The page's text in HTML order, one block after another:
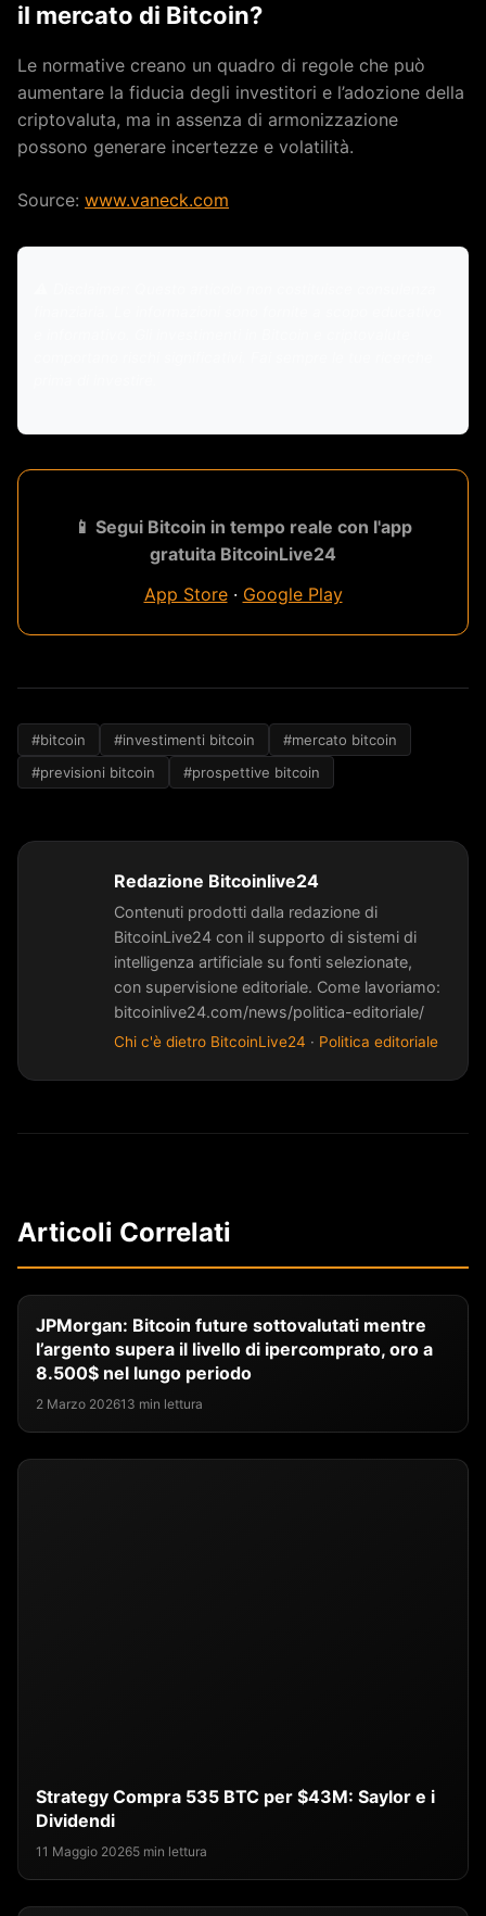
il mercato di Bitcoin?
Le normative creano un quadro di regole che può
aumentare la fiducia degli investitori e l’adozione della
criptovaluta, ma in assenza di armonizzazione
possono generare incertezze e volatilità.
Source: www.vaneck.com
📱 Segui Bitcoin in tempo reale con l'app
gratuita BitcoinLive24
App Store· Google Play
#bitcoin #investimenti bitcoin
#mercato bitcoin
#previsioni bitcoin
#prospettive bitcoin
Redazione Bitcoinlive24
Contenuti prodotti dalla redazione di
BitcoinLive24 con il supporto di sistemi di
intelligenza artificiale su fonti selezionate,
con supervisione editoriale. Come lavoriamo:
bitcoinlive24.com/news/politica-editoriale/
Chi c'è dietro BitcoinLive24 · Politica editoriale
Articoli Correlati
JPMorgan: Bitcoin future sottovalutati mentre
l’argento supera il livello di ipercomprato, oro a
8.500$ nel lungo periodo
2 Marzo 202613 min lettura
Strategy Compra 535 BTC per $43M: Saylor e i
Dividendi
11 Maggio 20265 min lettura